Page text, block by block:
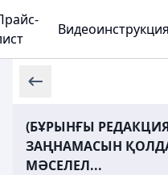
Видеоинструкция
(БҰРЫНҒЫ
ЗАҢНАМАСЫН
МӘСЕЛЕЛ...